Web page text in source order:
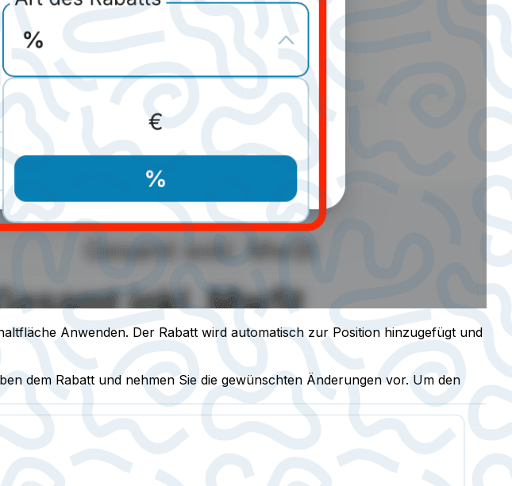
Anwenden. Der Rabatt wird automatisch zur Position hinzugefügt und
dem Rabatt und nehmen Sie die gewünschten Änderungen vor. Um den